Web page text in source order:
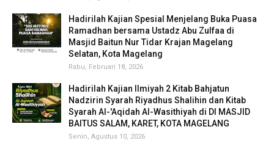
Hadirilah Kajian Spesial Menjelang Buka Puasa
Ramadhan bersama Ustadz Abu Zulfaa di
Masjid Baitun Nur Tidar Krajan Magelang
Selatan, Kota Magelang
Rabu, Februari 18, 2026
Hadirilah Kajian Ilmiyah 2 Kitab Bahjatun
Nadzirin Syarah Riyadhus Shalihin dan Kitab
Syarah Al-'Aqidah Al-Wasithiyah di DI MASJID
BAITUS SALAM, KARET, KOTA MAGELANG
Senin, Agustus 10, 2026